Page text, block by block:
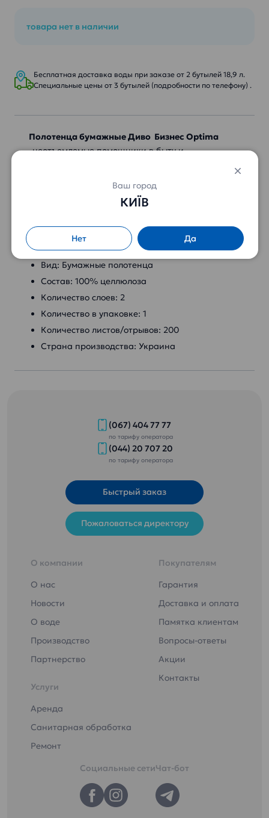
товара нет в наличии
Бесплатная доставка воды при заказе от 2 бутылей 18,9 л.
Специальные цены от 3 бутылей (подробности по телефону) .
Полотенца бумажные Диво Бизнес Optima
-неотъемлемые помощники в быту и
повседневных делах.
Бренд: Диво
Вид: Бумажные полотенца
Состав: 100% целлюлоза
Количество слоев: 2
Количество в упаковке: 1
Количество листов/отрывов: 200
Страна производства: Украина
(067) 404 77 77
по тарифу оператора
(044) 20 707 20
по тарифу оператора
Быстрый заказ
Пожаловаться директору
О компании
О нас
Новости
О воде
Производство
Партнерство
Услуги
Аренда
Санитарная обработка
Ремонт
Покупателям
Гарантия
Доставка и оплата
Памятка клиентам
Вопросы-ответы
Акции
Контакты
Социальные сетиЧат-бот
Ваш город
КИЇВ
Нет Да